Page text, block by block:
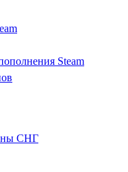
Steam
СНГ
Apple ID
Apple ID можно онлайн